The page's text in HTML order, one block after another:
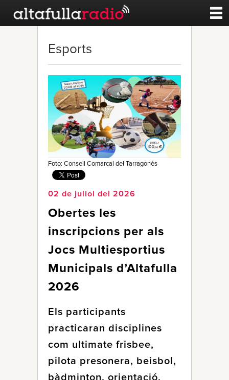
Esports
Noticies
Qui Som
Esports
Foto: Consell Comarcal del Tarragonès
02 de juliol del 2026
Obertes les
inscripcions per als
Jocs Multiesportius
Municipals d’Altafulla
2026
Els participants
practicaran disciplines
com ultimate frisbee,
pilota presonera, beisbol,
bàdminton, orientació,